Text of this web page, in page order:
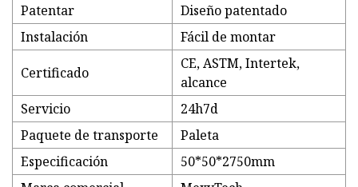
Patentar
Diseño patentado
Instalación
Fácil de montar
Certificado
CE, ASTM, Intertek,
alcance
Servicio
24h7d
Paquete de transporte
Paleta
Especificación
50*50*2750mm